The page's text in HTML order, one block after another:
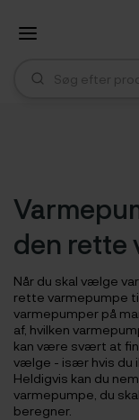
den rette
Når du skal vælge
rette varmepumpe
varmepumper på
af, hvilken
kan være svært at
vælge - især hvis du
Heldigvis kan du
varmepumpe, du
beregner.